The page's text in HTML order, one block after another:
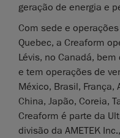
geração de energia e
Com sede e
Quebec, a Creaform
Lévis, no Canadá,
e tem operações de
México, Brasil, França,
China, Japão, Coreia,
Creaform é parte da
divisão da AMETEK